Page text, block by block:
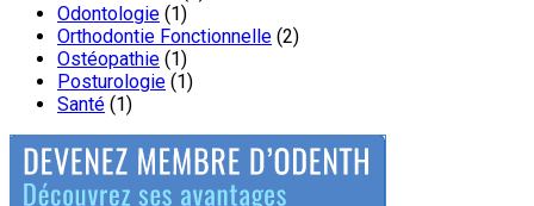
Odontologie (1)
Orthodontie Fonctionnelle (2)
Ostéopathie (1)
Posturologie (1)
Santé (1)